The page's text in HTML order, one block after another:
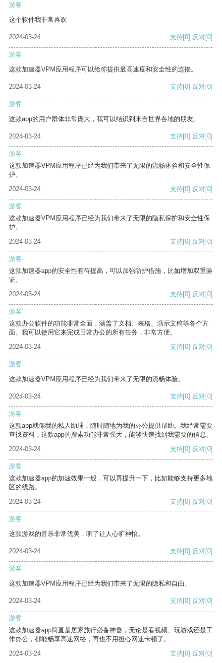
游客
这个软件我非常喜欢
2024-03-24 支持[0] 反对[0]
游客
这款加速器VPM应用程序可以给你提供最高速度和安全性的连接。
2024-03-24 支持[0] 反对[0]
游客
这款app的用户群体非常庞大，我可以结识到来自世界各地的朋友。
2024-03-24 支持[0] 反对[0]
游客
这款加速器VPM应用程序已经为我们带来了无限的流畅体验和安全性保
护。
2024-03-24
支持[0] 反对[0]
游客
这款加速器VPM应用程序已经为我们带来了无限的隐私保护和安全性保
护。
2024-03-24
支持[0] 反对[0]
游客
这款加速器app的安全性有待提高，可以加强防护措施，比如增加双重验
证。
2024-03-24
支持[0] 反对[0]
游客
这款办公软件的功能非常全面，涵盖了文档、表格、演示文稿等各个方
面。我可以使用它来完成日常办公的所有任务，非常方便。
2024-03-24
支持[0] 反对[0]
游客
这款加速器VPM应用程序已经为我们带来了无限的流畅体验。
2024-03-24 支持[0] 反对[0]
游客
这款app就像我的私人助理，随时随地为我的办公提供帮助。我经常需要
查找资料，这款app的搜索功能非常强大，能够快速找到我需要的信息。
2024-03-24
支持[0] 反对[0]
游客
这款加速器app的加速效果一般，可以再提升一下，比如能够支持更多地
区的线路。
2024-03-24
支持[0] 反对[0]
游客
这款游戏的音乐非常优美，听了让人心旷神怡。
2024-03-24 支持[0] 反对[0]
游客
这款加速器VPM应用程序已经为我们带来了无限的隐私和自由。
2024-03-24 支持[0] 反对[0]
游客
这款加速器app简直是居家旅行必备神器，无论是看视频、玩游戏还是工
作办公，都能畅享高速网络，再也不用担心网速卡顿了。
2024-03-24
支持[0] 反对[0]